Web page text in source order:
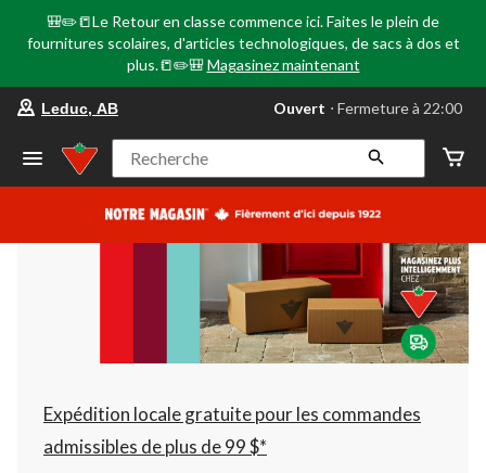
🎒✏️📒Le Retour en classe commence ici. Faites le plein de
fournitures scolaires, d'articles technologiques, de sacs à dos et
plus.📒✏️🎒 Magasinez maintenant
votre
préféré
Leduc,
AB,
courament
Fermeture
à
22:00
cliquer
pour
changer
Leduc, AB Ouvert ⋅ Fermeture à 22:00
Recherche
Expédition locale gratuite pour les commandes
admissibles de plus de 99 $*